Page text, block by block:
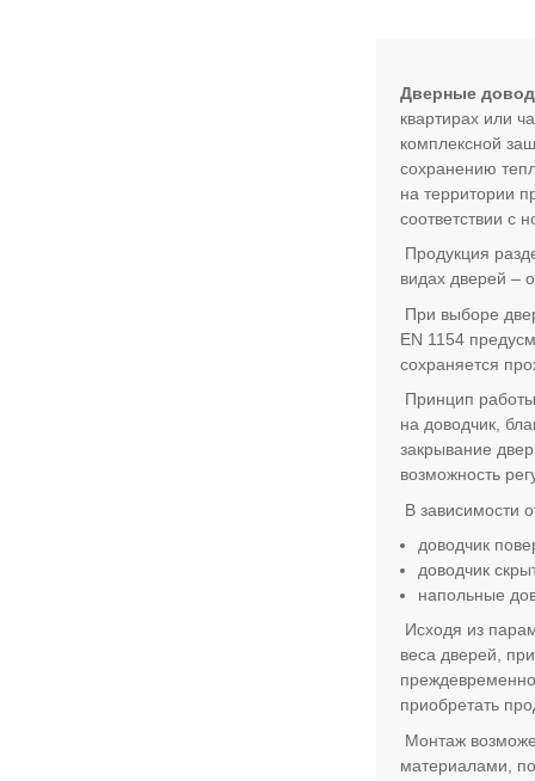
Дверные
квартирах или
комплексной
сохранению
на территории
соответствии с
Продукция
видах дверей –
При выборе
EN 1154
сохраняется
Принцип
на доводчик,
закрывание
возможность
В зависимости
доводчик
доводчик
напольные
Исходя из
веса дверей,
приобретать
Монтаж
материалами,